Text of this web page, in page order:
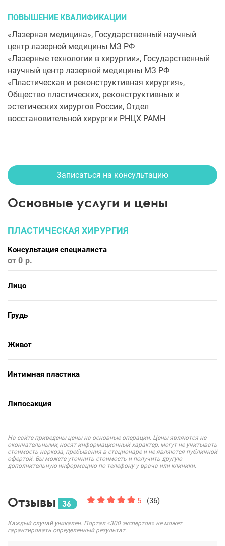
ПОВЫШЕНИЕ КВАЛИФИКАЦИИ
«Лазерная медицина», Государственный научный
центр лазерной медицины МЗ РФ
«Лазерные технологии в хирургии», Государственный
научный центр лазерной медицины МЗ РФ
«Пластическая и реконструктивная хирургия»,
Общество пластических, реконструктивных и
эстетических хирургов России, Отдел
восстановительной хирургии РНЦХ РАМН
Записаться на консультацию
Основные услуги и цены
ПЛАСТИЧЕСКАЯ ХИРУРГИЯ
Консультация специалиста
от 0
Лицо
Грудь
Живот
Интимная пластика
Липосакция
На сайте приведены цены на основные операции. Цены являются не
окончательными, носят информационный характер, могут не учитывать
стоимость наркоза, пребывания в стационаре и не являются публичной
офертой. Вы можете уточнить стоимость и получить другую
дополнительную информацию по телефону у врача или клиники.
Отзывы 36 5 (36)
Каждый случай уникален. Портал «300 экспертов» не может
гарантировать определенный результат.